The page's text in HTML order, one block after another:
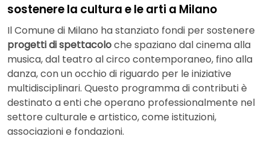
sostenere la cultura e le arti a Milano
Il Comune di Milano ha stanziato fondi per sostenere
progetti di spettacoloche spaziano dal cinema alla
musica, dal teatro al circo contemporaneo, fino alla
danza, con un occhio di riguardo per le iniziative
multidisciplinari. Questo programma di contributi è
destinato a enti che operano professionalmente nel
settore culturale e artistico, come istituzioni,
associazioni e fondazioni.